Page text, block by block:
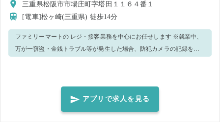
三重県松阪市市場庄町字塔田１１６４番１
[電車]松ヶ崎(三重県) 徒歩14分
ファミリーマートの レジ・接客業務を中心にお任せします ※就業中、
万が一窃盗・金銭トラブル等が発生した場合、防犯カメラの記録を警
ます。 ※複数日で就業決定された方へ：キャンセルがあったり、レ
ジ・接客スキルを含め当店での就業が難しいと判断した場合、その他
のお仕事をキャンセルされる場合があります。 ＜正しいマスク着用＞
鼻～アゴまで、できるだけ隙間ができないように覆うようにマスクを
アプリで求人を見る